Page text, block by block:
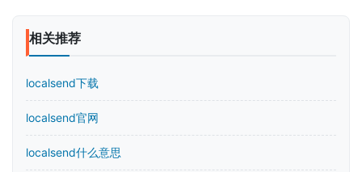
相关推荐
localsend下载
localsend官网
localsend什么意思